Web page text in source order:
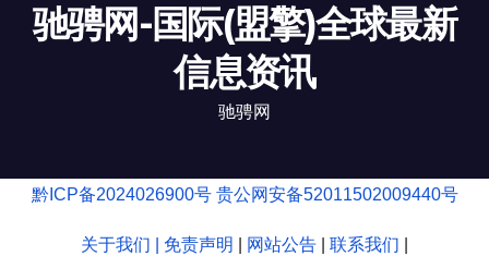
驰骋网-国际(盟擎)全球最新
信息资讯
驰骋网
黔ICP备2024026900号 贵公网安备52011502009440号
关于我们 | 免责声明 网站公告 联系我们